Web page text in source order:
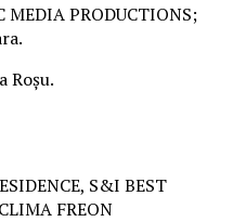
PRODUCTIONS;
Roșu.
S&I BEST
FREON